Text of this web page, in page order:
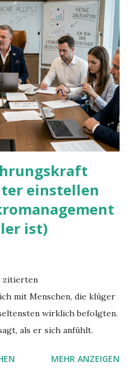
einstellen
ist)
zitierten
mit Menschen, die klüger
wirklich befolgten.
als er sich anfühlt.
MEHR ANZEIGEN